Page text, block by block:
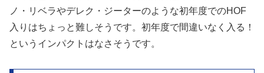
ノ・リベラやデレク・ジーターのような初年度でのHOF
入りはちょっと難しそうです。初年度で間違いなく入る！
というインパクトはなさそうです。